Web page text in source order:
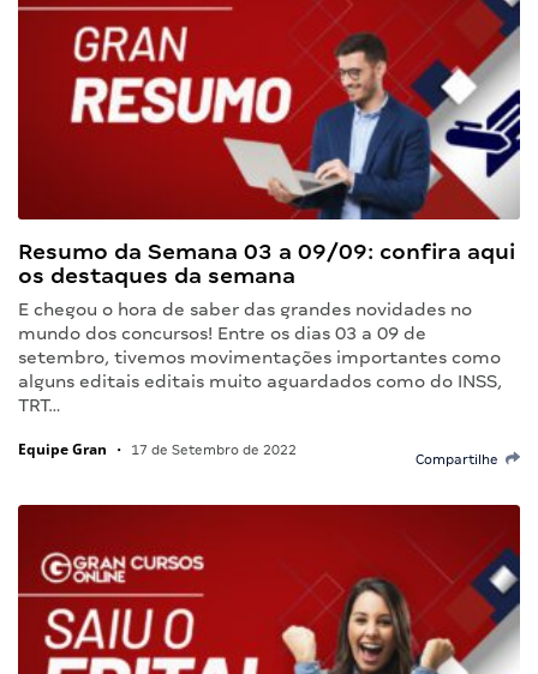
Resumo da Semana 03 a 09/09: confira aqui
os destaques da semana
E chegou o hora de saber das grandes novidades no
mundo dos concursos! Entre os dias 03 a 09 de
setembro, tivemos movimentações importantes como
alguns editais editais muito aguardados como do INSS,
TRT…
Equipe Gran • 17 de Setembro de 2022
Compartilhe